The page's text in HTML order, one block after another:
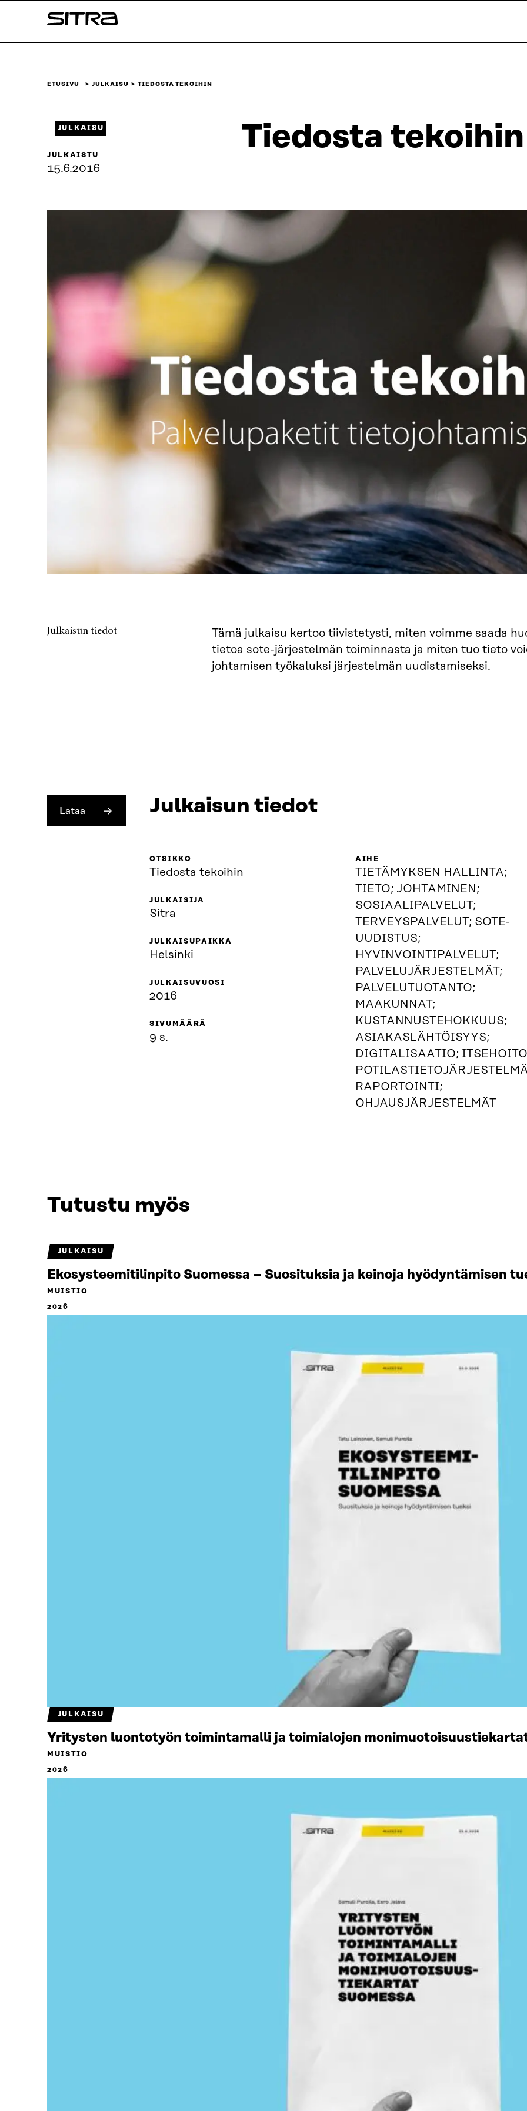
sisältöön
Sitra
ETUSIVU JULKAISU TIEDOSTA TEKOIHIN
Tiedosta tekoihin
JULKAISU
JULKAISTU
15.6.2016
Julkaisun tiedot
Tämä julkaisu kertoo tiivistetysti, miten voimme saada
tietoa sote-järjestelmän toiminnasta ja miten tuo tieto
johtamisen työkaluksi järjestelmän uudistamiseksi.
Lataa Julkaisun tiedot
OTSIKKO
Tiedosta tekoihin
JULKAISIJA
Sitra
JULKAISUPAIKKA
Helsinki
JULKAISUVUOSI
2016
SIVUMÄÄRÄ
9 s.
AIHE
TIETÄMYKSEN HALLINTA;
TIETO; JOHTAMINEN;
SOSIAALIPALVELUT;
TERVEYSPALVELUT; SOTE-
UUDISTUS;
HYVINVOINTIPALVELUT;
PALVELUJÄRJESTELMÄT;
PALVELUTUOTANTO;
MAAKUNNAT;
KUSTANNUSTEHOKKUUS;
ASIAKASLÄHTÖISYYS;
DIGITALISAATIO;
RAPORTOINTI;
OHJAUSJÄRJESTELMÄT
Tutustu myös
JULKAISU
Ekosysteemitilinpito Suomessa – Suosituksia ja keinoja hyödyntämisen
MUISTIO
2026
JULKAISU
Yritysten luontotyön toimintamalli ja toimialojen
MUISTIO
2026